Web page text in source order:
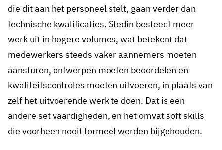
die dit aan het personeel stelt, gaan verder dan
technische kwalificaties. Stedin besteedt meer
werk uit in hogere volumes, wat betekent dat
medewerkers steeds vaker aannemers moeten
aansturen, ontwerpen moeten beoordelen en
kwaliteitscontroles moeten uitvoeren, in plaats van
zelf het uitvoerende werk te doen. Dat is een
andere set vaardigheden, en het omvat soft skills
die voorheen nooit formeel werden bijgehouden.